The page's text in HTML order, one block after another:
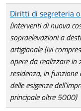
Diritti di segreteria
(interventi di nuova
sopraelevazioni a
artigianale (ivi
opere da realizzare in
residenza, in
delle esigenze
principale oltre 5000)